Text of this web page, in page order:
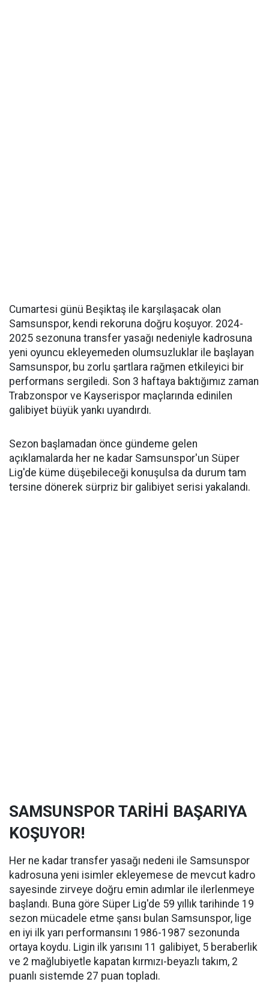
Cumartesi günü Beşiktaş ile karşılaşacak olan
Samsunspor, kendi rekoruna doğru koşuyor. 2024-
2025 sezonuna transfer yasağı nedeniyle kadrosuna
yeni oyuncu ekleyemeden olumsuzluklar ile başlayan
Samsunspor, bu zorlu şartlara rağmen etkileyici bir
performans sergiledi. Son 3 haftaya baktığımız zaman
Trabzonspor ve Kayserispor maçlarında edinilen
galibiyet büyük yankı uyandırdı.
Sezon başlamadan önce gündeme gelen
açıklamalarda her ne kadar Samsunspor'un Süper
Lig'de küme düşebileceği konuşulsa da durum tam
tersine dönerek sürpriz bir galibiyet serisi yakalandı.
SAMSUNSPOR TARİHİ BAŞARIYA
KOŞUYOR!
Her ne kadar transfer yasağı nedeni ile Samsunspor
kadrosuna yeni isimler ekleyemese de mevcut kadro
sayesinde zirveye doğru emin adımlar ile ilerlenmeye
başlandı. Buna göre Süper Lig'de 59 yıllık tarihinde 19
sezon mücadele etme şansı bulan Samsunspor, lige
en iyi ilk yarı performansını 1986-1987 sezonunda
ortaya koydu. Ligin ilk yarısını 11 galibiyet, 5 beraberlik
ve 2 mağlubiyetle kapatan kırmızı-beyazlı takım, 2
puanlı sistemde 27 puan topladı.